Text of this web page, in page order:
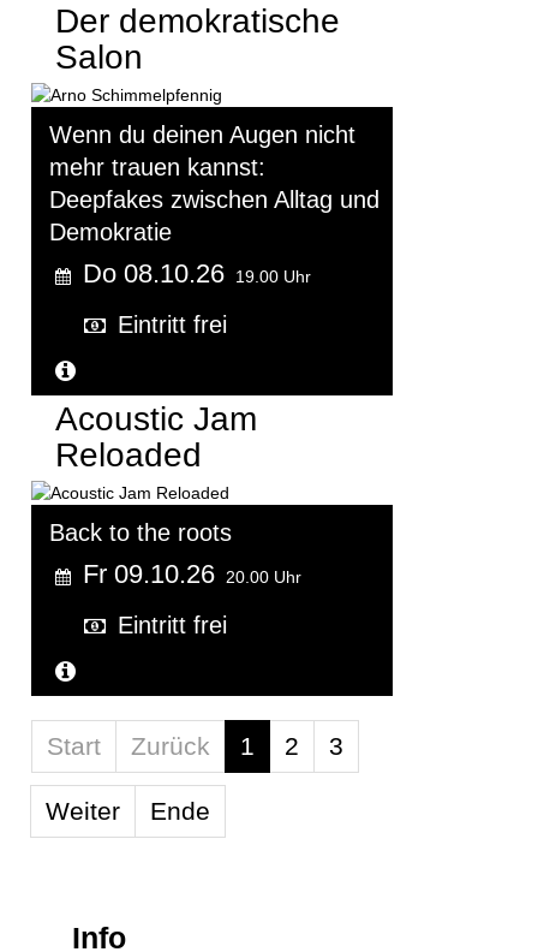
Der demokratische
Salon
Wenn du deinen Augen nicht
mehr trauen kannst:
Deepfakes zwischen Alltag und
Demokratie
Do 08.10.26 19.00 Uhr
Eintritt frei
Acoustic Jam
Reloaded
Back to the roots
Fr 09.10.26 20.00 Uhr
Eintritt frei
Start Zurück 1 2 3
Weiter Ende
Info